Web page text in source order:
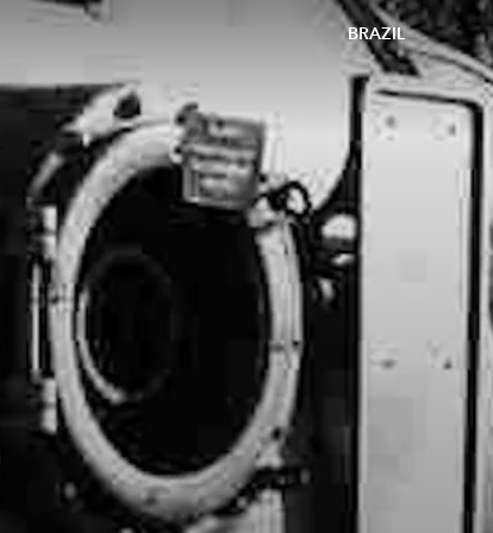
BRAZIL